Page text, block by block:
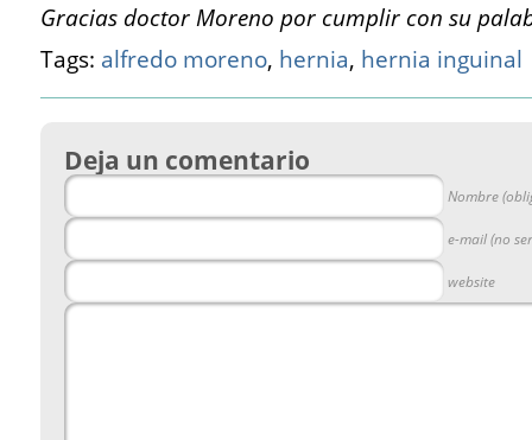
Gracias doctor Moreno por cumplir con su
Tags: alfredo moreno, hernia, hernia inguinal
Deja un comentario
Nombre
e-mail (no
website